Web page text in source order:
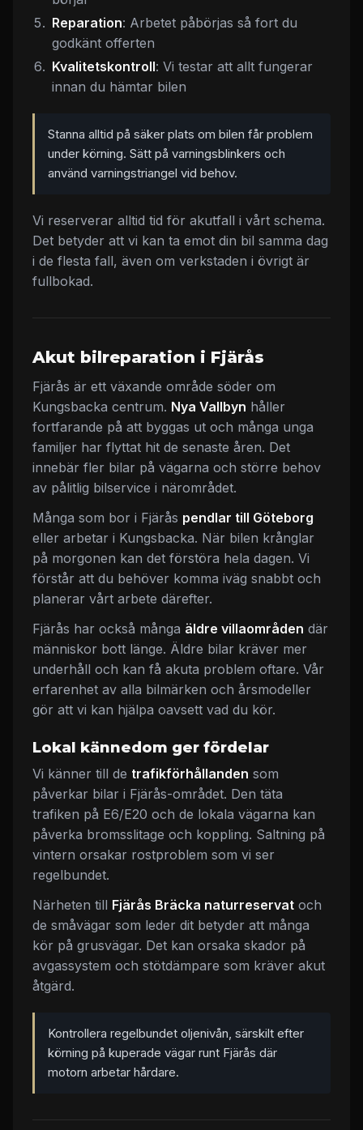
Reparation: Arbetet påbörjas så fort du
godkänt offerten
Kvalitetskontroll: Vi testar att allt fungerar
innan du hämtar bilen
Stanna alltid på säker plats om bilen får problem
under körning. Sätt på varningsblinkers och
använd varningstriangel vid behov.
Vi reserverar alltid tid för akutfall i vårt schema.
Det betyder att vi kan ta emot din bil samma dag
i de flesta fall, även om verkstaden i övrigt är
fullbokad.
Akut bilreparation i Fjärås
Fjärås är ett växande område söder om
Kungsbacka centrum. Nya Vallbyn håller
fortfarande på att byggas ut och många unga
familjer har flyttat hit de senaste åren. Det
innebär fler bilar på vägarna och större behov
av pålitlig bilservice i närområdet.
Många som bor i Fjärås pendlar till Göteborg
eller arbetar i Kungsbacka. När bilen krånglar
på morgonen kan det förstöra hela dagen. Vi
förstår att du behöver komma iväg snabbt och
planerar vårt arbete därefter.
Fjärås har också många äldre villaområden där
människor bott länge. Äldre bilar kräver mer
underhåll och kan få akuta problem oftare. Vår
erfarenhet av alla bilmärken och årsmodeller
gör att vi kan hjälpa oavsett vad du kör.
Lokal kännedom ger fördelar
Vi känner till de trafikförhållanden som
påverkar bilar i Fjärås-området. Den täta
trafiken på E6/E20 och de lokala vägarna kan
påverka bromsslitage och koppling. Saltning på
vintern orsakar rostproblem som vi ser
regelbundet.
Närheten till Fjärås Bräcka naturreservat och
de småvägar som leder dit betyder att många
kör på grusvägar. Det kan orsaka skador på
avgassystem och stötdämpare som kräver akut
åtgärd.
Kontrollera regelbundet oljenivån, särskilt efter
körning på kuperade vägar runt Fjärås där
motorn arbetar hårdare.